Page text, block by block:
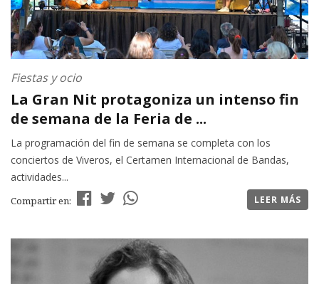
Fiestas y ocio
La Gran Nit protagoniza un intenso fin
de semana de la Feria de ...
La programación del fin de semana se completa con los
conciertos de Viveros, el Certamen Internacional de Bandas,
actividades...
Compartir en: LEER MÁS